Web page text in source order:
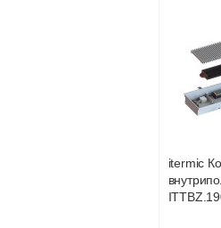
itermic
itermic